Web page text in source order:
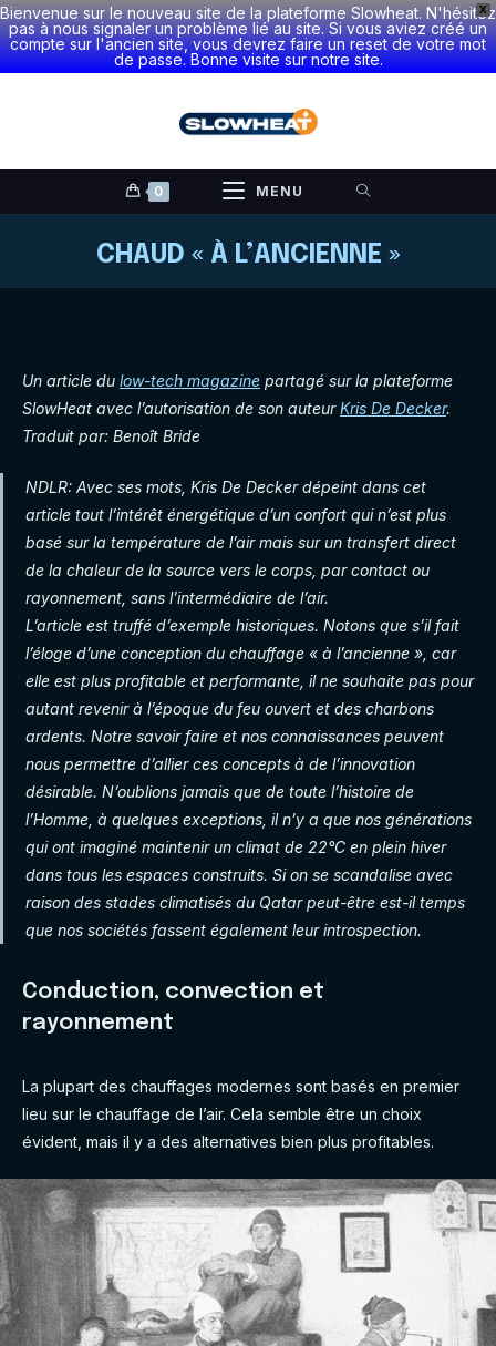
X
Bienvenue sur le nouveau site de la plateforme Slowheat. N'hésitez
pas à nous signaler un problème lié au site. Si vous aviez créé un
compte sur l'ancien site, vous devrez faire un reset de votre mot
de passe. Bonne visite sur notre site.
0 MENU
CHAUD « À L’ANCIENNE »
Un article du low-tech magazine partagé sur la plateforme
SlowHeat avec l’autorisation de son auteurKris De Decker.
Traduit par: Benoît Bride
NDLR: Avec ses mots, Kris De Decker dépeint dans cet
article tout l’intérêt énergétique d’un confort qui n’est plus
basé sur la température de l’air mais sur un transfert direct
de la chaleur de la source vers le corps, par contact ou
rayonnement, sans l’intermédiaire de l’air.
L’article est truffé d’exemple historiques. Notons que s’il fait
l’éloge d’une conception du chauffage « à l’ancienne », car
elle est plus profitable et performante, il ne souhaite pas pour
autant revenir à l’époque du feu ouvert et des charbons
ardents. Notre savoir faire et nos connaissances peuvent
nous permettre d’allier ces concepts à de l’innovation
désirable. N’oublions jamais que de toute l’histoire de
l’Homme, à quelques exceptions, il n’y a que nos générations
qui ont imaginé maintenir un climat de 22°C en plein hiver
dans tous les espaces construits. Si on se scandalise avec
raison des stades climatisés du Qatar peut-être est-il temps
que nos sociétés fassent également leur introspection.
Conduction, convection et
rayonnement
La plupart des chauffages modernes sont basés en premier
lieu sur le chauffage de l’air. Cela semble être un choix
évident, mais il y a des alternatives bien plus profitables.